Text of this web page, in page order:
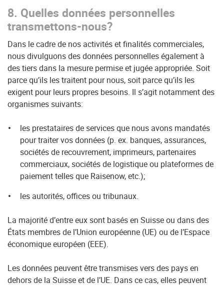
8. Quelles données personnelles
transmettons-nous?
Dans le cadre de nos activités et finalités commerciales,
nous divulguons des données personnelles également à
des tiers dans la mesure permise et jugée appropriée. Soit
parce qu’ils les traitent pour nous, soit parce qu’ils les
exigent pour leurs propres besoins. Il s’agit notamment des
organismes suivants:
les prestataires de services que nous avons mandatés
pour traiter vos données (p. ex. banques, assurances,
sociétés de recouvrement, imprimeurs, partenaires
commerciaux, sociétés de logistique ou plateformes de
paiement telles que Raisenow, etc.);
les autorités, offices ou tribunaux.
La majorité d’entre eux sont basés en Suisse ou dans des
États membres de l’Union européenne (UE) ou de l’Espace
économique européen (EEE).
Les données peuvent être transmises vers des pays en
dehors de la Suisse et de l’UE. Dans ce cas, elles peuvent